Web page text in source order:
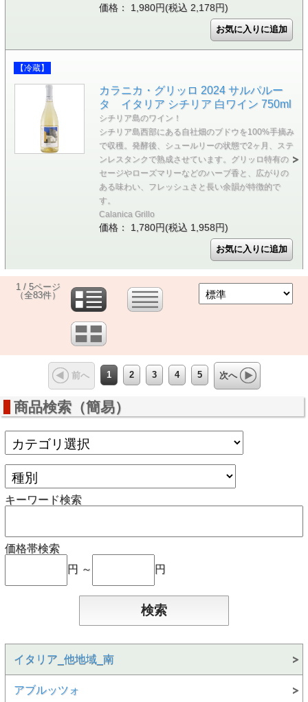
価格： 1,980円(税込 2,178円)
【冷蔵】
カラニカ・グリッロ 2024 サルパルー
タ イタリア シチリア 白ワイン 750ml
シチリア島のワイン！
シチリア島西部にある自社畑のブドウを100%手摘み
で収穫。発酵後、シュールリーの状態で2ヶ月、ステ
ンレスタンクで熟成させています。グリッロ特有の
セージやローズマリーなどのハーブ香と、広がりの
ある味わい、フレッシュさと長い余韻が特徴的で
す。
Calanica Grillo
価格： 1,780円(税込 1,958円)
1 / 5ページ
（全83件）
前へ 1 2 3 4 5 次へ
商品検索（簡易）
キーワード検索
価格帯検索
円 ～
円
イタリア_他地域_南
アブルッツォ